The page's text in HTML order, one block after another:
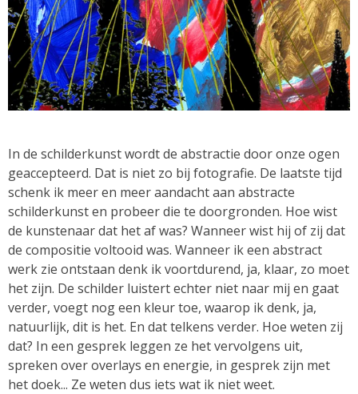
In de schilderkunst wordt de abstractie door onze ogen
geaccepteerd. Dat is niet zo bij fotografie. De laatste tijd
schenk ik meer en meer aandacht aan abstracte
schilderkunst en probeer die te doorgronden. Hoe wist
de kunstenaar dat het af was? Wanneer wist hij of zij dat
de compositie voltooid was. Wanneer ik een abstract
werk zie ontstaan denk ik voortdurend, ja, klaar, zo moet
het zijn. De schilder luistert echter niet naar mij en gaat
verder, voegt nog een kleur toe, waarop ik denk, ja,
natuurlijk, dit is het. En dat telkens verder. Hoe weten zij
dat? In een gesprek leggen ze het vervolgens uit,
spreken over overlays en energie, in gesprek zijn met
het doek... Ze weten dus iets wat ik niet weet.